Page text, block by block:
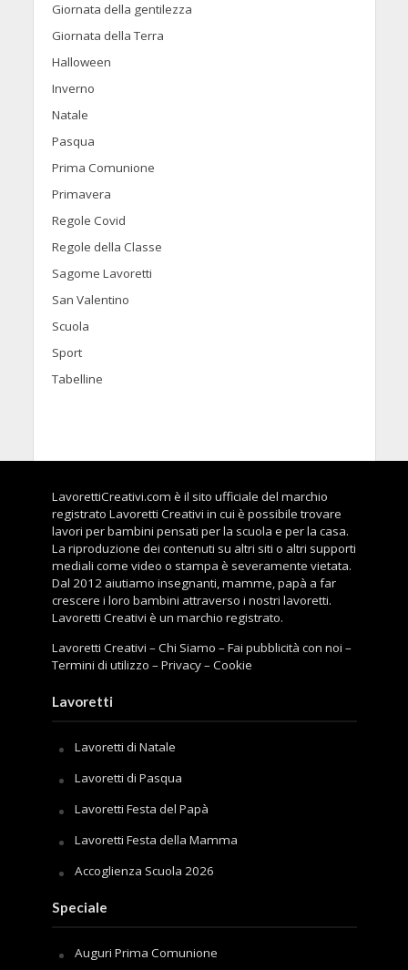
Giornata della gentilezza
Giornata della Terra
Halloween
Inverno
Natale
Pasqua
Prima Comunione
Primavera
Regole Covid
Regole della Classe
Sagome Lavoretti
San Valentino
Scuola
Sport
Tabelline
LavorettiCreativi.com è il sito ufficiale del marchio
registrato Lavoretti Creativi in cui è possibile trovare
lavori per bambini pensati per la scuola e per la casa.
La riproduzione dei contenuti su altri siti o altri supporti
mediali come video o stampa è severamente vietata.
Dal 2012 aiutiamo insegnanti, mamme, papà a far
crescere i loro bambini attraverso i nostri lavoretti.
Lavoretti Creativi è un marchio registrato.
Lavoretti Creativi –Chi Siamo –Fai pubblicità con noi –
Termini di utilizzo –Privacy–Cookie
Lavoretti
Lavoretti di Natale
Lavoretti di Pasqua
Lavoretti Festa del Papà
Lavoretti Festa della Mamma
Accoglienza Scuola 2026
Speciale
Auguri Prima Comunione